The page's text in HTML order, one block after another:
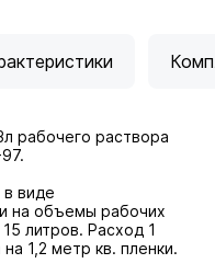
рабочего раствора
в виде
на объемы рабочих
литров. Расход 1
1,2 метр кв. пленки.